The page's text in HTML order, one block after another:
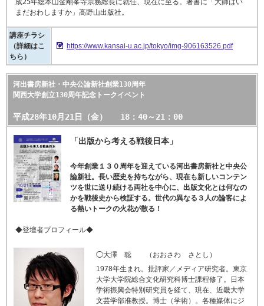
成25年総本山金剛峯寺宗務総長に就任、現在に至る。著書に「大師はい
まだおわしますか」高野山出版社。
講座チラシ
（詳細はこ
ちら）
https://www.kansai-u.ac.jp/tokyo/img-906163526.pdf
河出書房新社・中央公論新社創業130周年
関西大学創立130周年記念トークイベント
平成28年10月21日（金） 18：40～21：00
「出版から考える戦後日本」
今年創業１３０周年を迎えている河出書房新社と中央公
論新社。長い歴史を持ちながら、現在も新しいコンテン
ツを世に送り続ける両社を中心に、出版文化とは何なの
かを戦後史から検証する。世代の異なる３人の論客によ
る熱いトークの火花が散る！
◆登壇者プロフィール◆
◯大澤 聡 （おおさわ さとし）
1978年生まれ。批評家／メディア研究者。東京
大学大学院総合文化研究科博士課程修了。日本
学術振興会特別研究員を経て、現在、近畿大学
文芸学部准教授。博士（学術）。各種媒体にジ